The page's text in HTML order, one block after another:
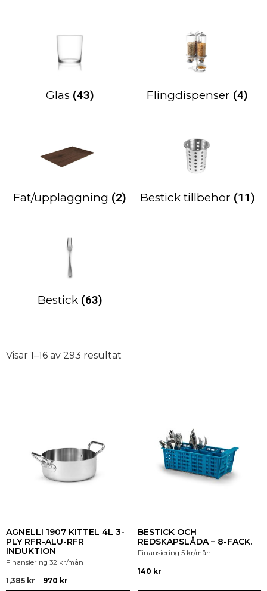
Glas (43) Flingdispenser (4)
Fat/uppläggning (2) Bestick tillbehör (11)
Bestick (63)
Visar 1–16 av 293 resultat
AGNELLI 1907 KITTEL 4L 3-
PLY RFR-ALU-RFR
INDUKTION
Finansiering 32 kr/mån
1,385kr 970 kr
BESTICK OCH
REDSKAPSLÅDA – 8-FACK.
Finansiering 5 kr/mån
140 kr